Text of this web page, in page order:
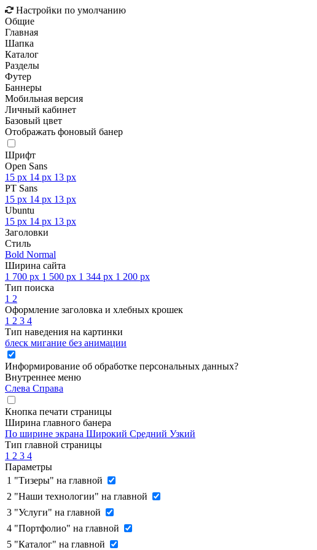
Настройки по умолчанию
Общие
Главная
Шапка
Каталог
Разделы
Футер
Баннеры
Мобильная версия
Личный кабинет
Базовый цвет
Отображать фоновый банер
Шрифт
Open Sans
15 px 14 px 13 px
PT Sans
15 px 14 px 13 px
Ubuntu
15 px 14 px 13 px
Заголовки
Стиль
Bold Normal
Ширина сайта
1 700 px 1 500 px 1 344 px 1 200 px
Тип поиска
1 2
Оформление заголовка и хлебных крошек
1 2 3 4
Тип наведения на картинки
блеск мигание без анимации
Информирование об обработке персональных данных?
Внутреннее меню
Слева Справа
Кнопка печати страницы
Ширина главного банера
По ширине экрана Широкий Средний Узкий
Тип главной страницы
1 2 3 4
Параметры
1 "Тизеры" на главной
2 "Наши технологии" на главной
3 "Услуги" на главной
4 "Портфолио" на главной
5 "Каталог" на главной